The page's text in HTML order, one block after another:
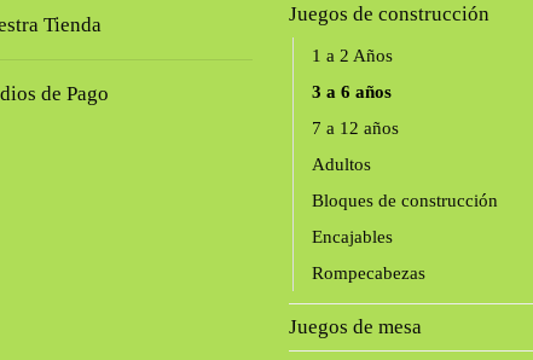
Tienda
de Pago
Juegos de construcción
1 a 2 Años
3 a 6 años
7 a 12 años
Adultos
Bloques de construcción
Encajables
Rompecabezas
Juegos de mesa